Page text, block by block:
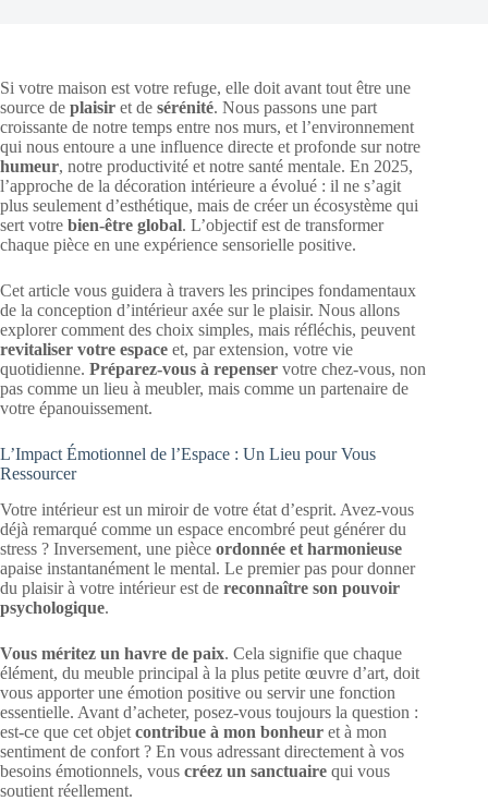
Si votre maison est votre refuge, elle doit avant tout être une
source de plaisir et de sérénité. Nous passons une part
croissante de notre temps entre nos murs, et l’environnement
qui nous entoure a une influence directe et profonde sur notre
humeur, notre productivité et notre santé mentale. En 2025,
l’approche de la décoration intérieure a évolué : il ne s’agit
plus seulement d’esthétique, mais de créer un écosystème qui
sert votre bien-être global. L’objectif est de transformer
chaque pièce en une expérience sensorielle positive.
Cet article vous guidera à travers les principes fondamentaux
de la conception d’intérieur axée sur le plaisir. Nous allons
explorer comment des choix simples, mais réfléchis, peuvent
revitaliser votre espace et, par extension, votre vie
quotidienne. Préparez-vous à repenser votre chez-vous, non
pas comme un lieu à meubler, mais comme un partenaire de
votre épanouissement.
L’Impact Émotionnel de l’Espace : Un Lieu pour Vous
Ressourcer
Votre intérieur est un miroir de votre état d’esprit. Avez-vous
déjà remarqué comme un espace encombré peut générer du
stress ? Inversement, une pièce ordonnée et harmonieuse
apaise instantanément le mental. Le premier pas pour donner
du plaisir à votre intérieur est de reconnaître son pouvoir
psychologique.
Vous méritez un havre de paix. Cela signifie que chaque
élément, du meuble principal à la plus petite œuvre d’art, doit
vous apporter une émotion positive ou servir une fonction
essentielle. Avant d’acheter, posez-vous toujours la question :
est-ce que cet objet contribue à mon bonheur et à mon
sentiment de confort ? En vous adressant directement à vos
besoins émotionnels, vous créez un sanctuaire qui vous
soutient réellement.